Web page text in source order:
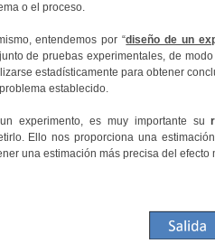
o el proceso.
entendemos por “diseño de un
de pruebas experimentales, de
estadísticamente para obtener
establecido.
experimento, es muy importante su
Ello nos proporciona una
una estimación más precisa del efecto